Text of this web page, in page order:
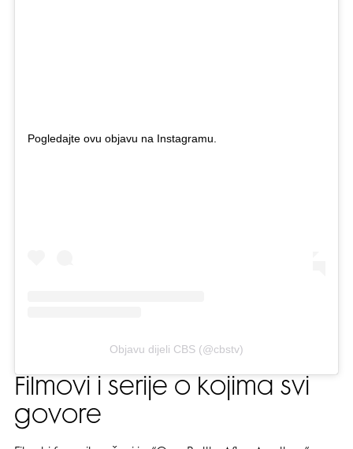
Pogledajte ovu objavu na Instagramu.
Objavu dijeli CBS (@cbstv)
Filmovi i serije o kojima svi
govore